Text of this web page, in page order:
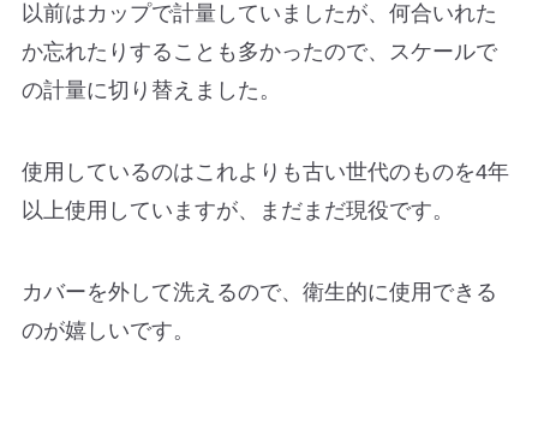
以前はカップで計量していましたが、何合いれた
か忘れたりすることも多かったので、スケールで
の計量に切り替えました。
使用しているのはこれよりも古い世代のものを4年
以上使用していますが、まだまだ現役です。
カバーを外して洗えるので、衛生的に使用できる
のが嬉しいです。